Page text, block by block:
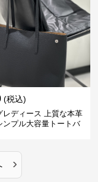
(税込)
レディース 上質な本革
ンプル大容量トートバ
›